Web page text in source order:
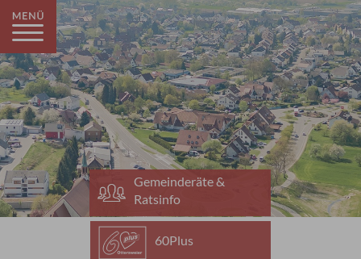
Gemeinderäte &
Ratsinfo
60Plus